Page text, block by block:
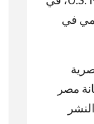
في
مصر